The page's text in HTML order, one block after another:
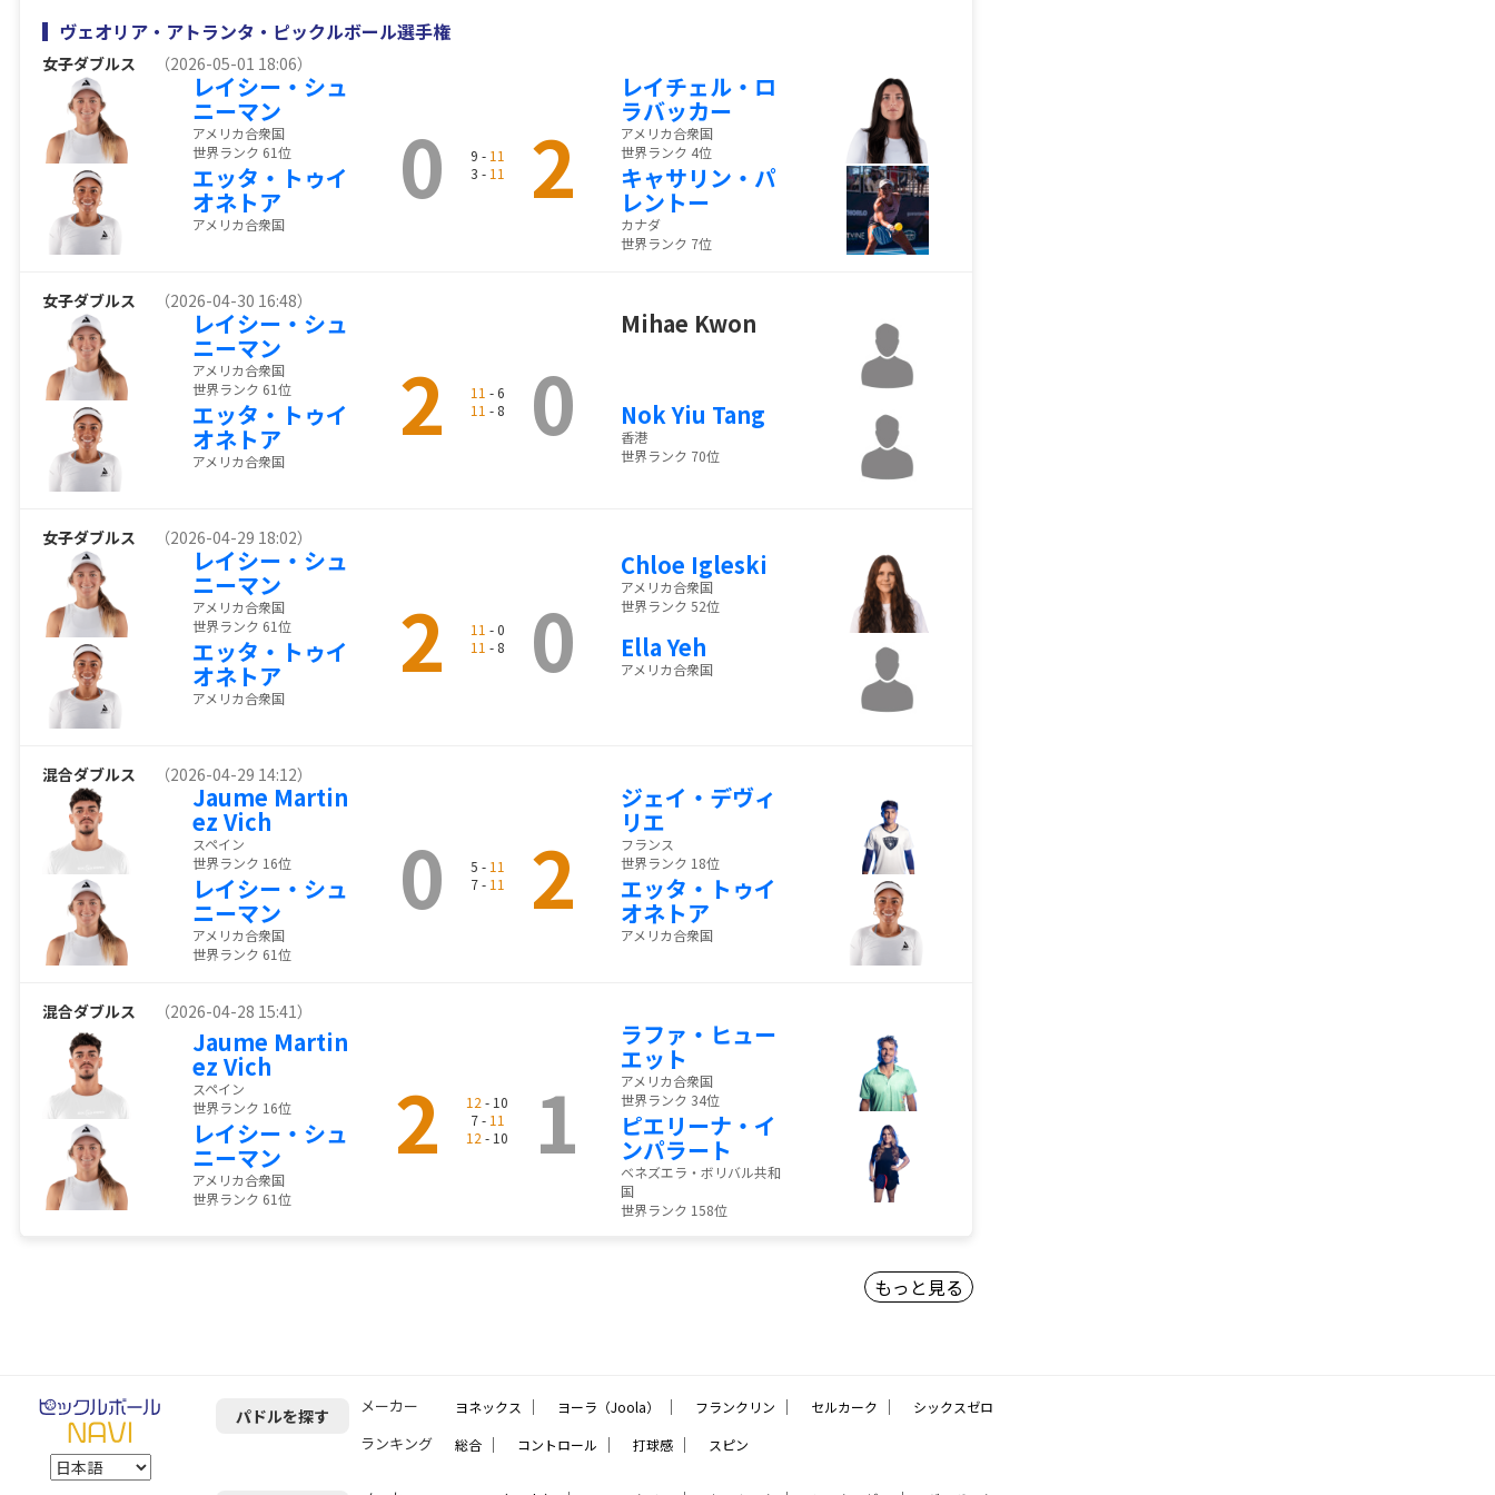
ヴェオリア・アトランタ・ピックルボール選手権
女子ダブルス （2026-05-01 18:06）
レイシー・シュ
ニーマン
アメリカ合衆国
世界ランク 61位
エッタ・トゥイ
オネトア
アメリカ合衆国
0 9 - 11
3 - 11 2
レイチェル・ロ
ラバッカー
アメリカ合衆国
世界ランク 4位
キャサリン・パ
レントー
カナダ
世界ランク 7位
女子ダブルス （2026-04-30 16:48）
レイシー・シュ
ニーマン
アメリカ合衆国
世界ランク 61位
エッタ・トゥイ
オネトア
アメリカ合衆国
2 11 - 6
11 - 8 0
Mihae Kwon
Nok Yiu Tang
香港
世界ランク 70位
女子ダブルス （2026-04-29 18:02）
レイシー・シュ
ニーマン
アメリカ合衆国
世界ランク 61位
エッタ・トゥイ
オネトア
アメリカ合衆国
2 11 - 0
11 - 8 0
Chloe Igleski
アメリカ合衆国
世界ランク 52位
Ella Yeh
アメリカ合衆国
混合ダブルス （2026-04-29 14:12）
Jaume Martin
ez Vich
スペイン
世界ランク 16位
レイシー・シュ
ニーマン
アメリカ合衆国
世界ランク 61位
0 5 - 11
7 - 11 2
ジェイ・デヴィ
リエ
フランス
世界ランク 18位
エッタ・トゥイ
オネトア
アメリカ合衆国
混合ダブルス （2026-04-28 15:41）
Jaume Martin
ez Vich
スペイン
世界ランク 16位
レイシー・シュ
ニーマン
アメリカ合衆国
世界ランク 61位
2 12 - 10
7 - 11
12 - 10 1
ラファ・ヒュー
エット
アメリカ合衆国
世界ランク 34位
ピエリーナ・イ
ンパラート
ベネズエラ・ボリバル共和
国
世界ランク 158位
もっと見る
パドルを探す メーカー ヨネックス ｜ ヨーラ（Joola） ｜ フランクリン ｜ セルカーク ｜ シックスゼロ
ランキング 総合 ｜ コントロール ｜ 打球感 ｜ スピン